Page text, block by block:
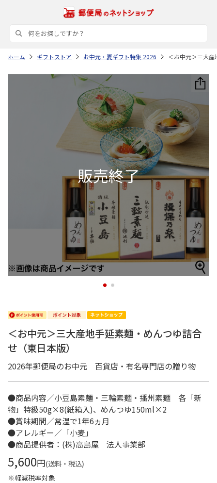
ホーム ギフトストア お中元・夏ギフト特集 2026 ＜お中元＞三大
1 2
＜お中元＞三大産地手延素麺・めんつゆ詰合
せ（東日本版）
2026年郵便局のお中元 百貨店・有名専門店の贈り物
●商品内容／小豆島素麺・三輪素麺・播州素麺 各「新
物」特級50g×8(紙箱入)、めんつゆ150ml×2
●賞味期間／常温で1年6ヵ月
●アレルギー／「小麦」
●商品提供者：(株)高島屋 法人事業部
5,600円(送料・税込)
※軽減税率対象